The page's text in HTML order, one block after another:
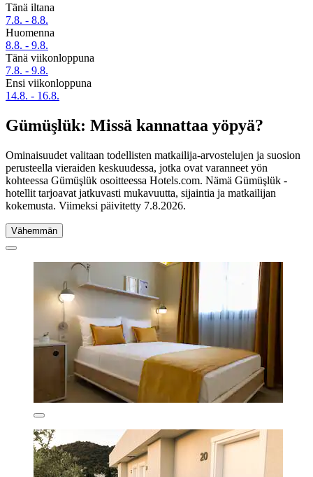
Tänä iltana
7.8. - 8.8.
Huomenna
8.8. - 9.8.
Tänä viikonloppuna
7.8. - 9.8.
Ensi viikonloppuna
14.8. - 16.8.
Gümüşlük: Missä kannattaa yöpyä?
Ominaisuudet valitaan todellisten matkailija-arvostelujen ja suosion
perusteella vieraiden keskuudessa, jotka ovat varanneet yön
kohteessa Gümüşlük osoitteessa Hotels.com. Nämä Gümüşlük -
hotellit tarjoavat jatkuvasti mukavuutta, sijaintia ja matkailijan
kokemusta. Viimeksi päivitetty 7.8.2026.
Vähemmän